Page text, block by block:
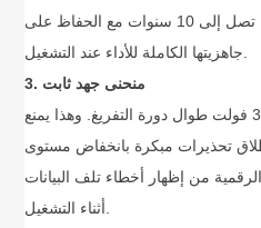
وضع السكون العميق لمدة تصل إلى 10 سنوات مع الحفاظ على
3. منحنى جهد ثابت
يُوفر منحنى خرج ثابتًا بجهد 3 فولت طوال دورة التفريغ. وهذا يمنع
تحذيرات مبكرة بانخفاض مستوى
من إظهار أخطاء تلف البيانات